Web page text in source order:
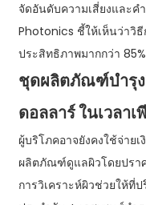
จัดอันดับความเสี่ยงและค
Photonics ชี้ให้เห็นว่าวิ
ประสิทธิภาพมากกว่า 85%
ชุดผลิตภัณฑ์บำรุง
ดอลลาร์ ในเวลา
ผู้บริโภคอาจยังคงใช้จ่าย
ผลิตภัณฑ์ดูแลผิวโดยปรา
การวิเคราะห์ผิวช่วยให้ที่